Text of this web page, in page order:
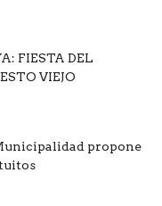
FIESTA DEL
VIEJO
propone